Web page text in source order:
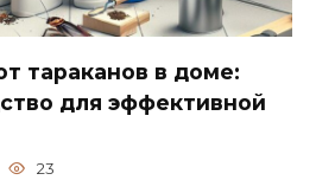
тараканов в доме:
для эффективной
23